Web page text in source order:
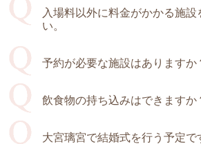
入場料以外に料金がかかる施設
い。
予約が必要な施設はありますか
飲食物の持ち込みはできますか
大宮璃宮で結婚式を行う予定で